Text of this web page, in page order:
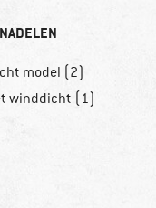
NADELEN
model (2)
winddicht (1)